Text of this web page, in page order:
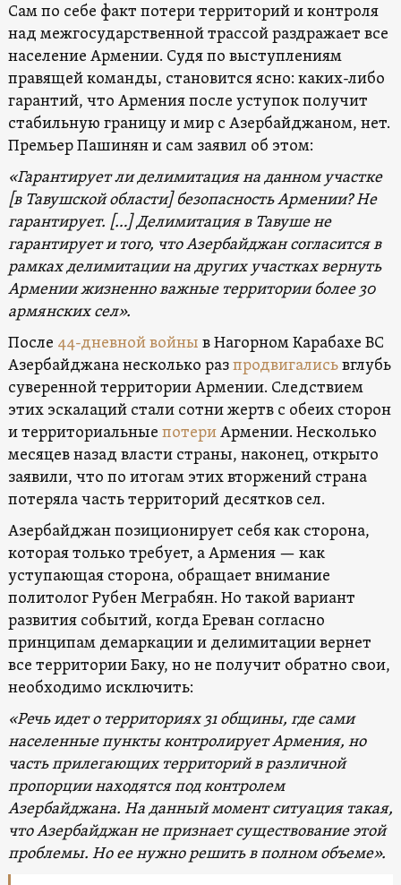
Сам по себе факт потери территорий и контроля
над межгосударственной трассой раздражает все
население Армении. Судя по выступлениям
правящей команды, становится ясно: каких-либо
гарантий, что Армения после уступок получит
стабильную границу и мир с Азербайджаном, нет.
Премьер Пашинян и сам заявил об этом:
«Гарантирует ли делимитация на данном участке
[в Тавушской области] безопасность Армении? Не
гарантирует. […] Делимитация в Тавуше не
гарантирует и того, что Азербайджан согласится в
рамках делимитации на других участках вернуть
Армении жизненно важные территории более 30
армянских сел».
После 44-дневной войны в Нагорном Карабахе ВС
Азербайджана несколько разпродвигалисьвглубь
суверенной территории Армении. Следствием
этих эскалаций стали сотни жертв с обеих сторон
и территориальные потериАрмении. Несколько
месяцев назад власти страны, наконец, открыто
заявили, что по итогам этих вторжений страна
потеряла часть территорий десятков сел.
Азербайджан позиционирует себя как сторона,
которая только требует, а Армения — как
уступающая сторона, обращает внимание
политолог Рубен Меграбян. Но такой вариант
развития событий, когда Ереван согласно
принципам демаркации и делимитации вернет
все территории Баку, но не получит обратно свои,
необходимо исключить:
«Речь идет о территориях 31 общины, где сами
населенные пункты контролирует Армения, но
часть прилегающих территорий в различной
пропорции находятся под контролем
Азербайджана. На данный момент ситуация такая,
что Азербайджан не признает существование этой
проблемы. Но ее нужно решить в полном объеме».